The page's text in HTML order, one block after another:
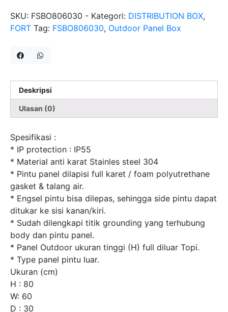
SKU: FSBO806030 - Kategori: DISTRIBUTION BOX,
FORT Tag: FSBO806030, Outdoor Panel Box
Deskripsi
Ulasan (0)
Spesifikasi :
* IP protection : IP55
* Material anti karat Stainles steel 304
* Pintu panel dilapisi full karet / foam polyutrethane
gasket & talang air.
* Engsel pintu bisa dilepas, sehingga side pintu dapat
ditukar ke sisi kanan/kiri.
* Sudah dilengkapi titik grounding yang terhubung
body dan pintu panel.
* Panel Outdoor ukuran tinggi (H) full diluar Topi.
* Type panel pintu luar.
Ukuran (cm)
H : 80
W: 60
D : 30